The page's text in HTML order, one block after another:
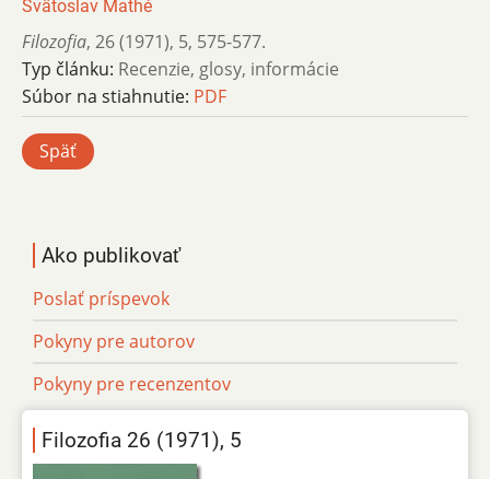
Svätoslav Mathé
Filozofia, 26 (1971), 5, 575-577.
Typ článku: Recenzie, glosy, informácie
Súbor na stiahnutie: PDF
Späť
Ako publikovať
Poslať príspevok
Pokyny pre autorov
Pokyny pre recenzentov
Filozofia 26 (1971), 5